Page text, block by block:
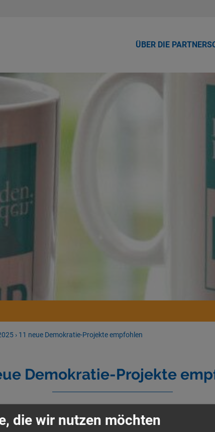
ÜBER DIE
› 11 neue Demokratie-Projekte empfohlen
Demokratie-Projekte
insgesamt 15 Anträge auf Projektförderung im Rahmen
für ein vielfältiges und weltoffenes Dresden“ eingereicht
die wir nutzen möchten